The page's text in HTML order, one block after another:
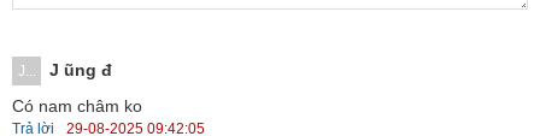
J...
J ũng đ
Có nam châm ko
Trả lời 29-08-2025 09:42:05